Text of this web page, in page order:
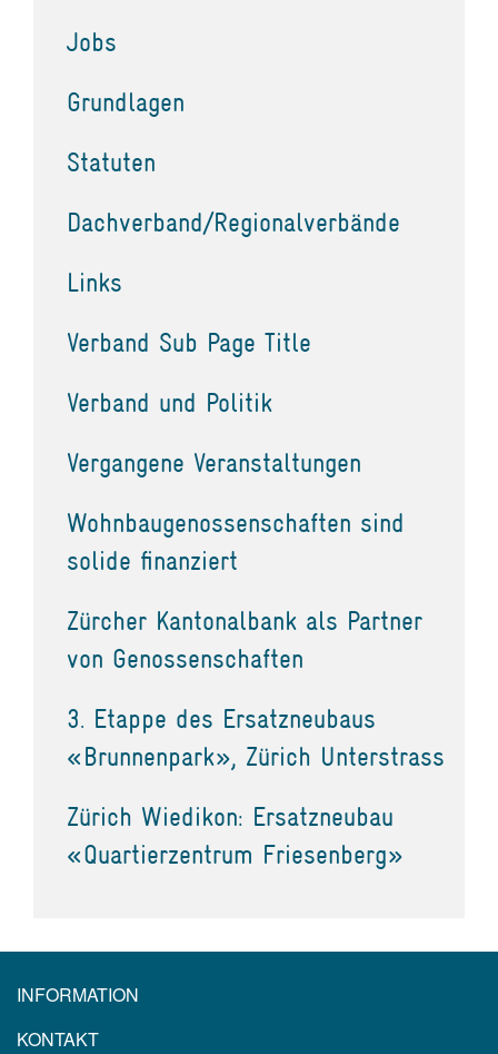
Jobs
Grundlagen
Statuten
Dachverband/Regionalverbände
Links
Verband Sub Page Title
Verband und Politik
Vergangene Veranstaltungen
Wohnbaugenossenschaften sind
solide finanziert
Zürcher Kantonalbank als Partner
von Genossenschaften
3. Etappe des Ersatzneubaus
«Brunnenpark», Zürich Unterstrass
Zürich Wiedikon: Ersatzneubau
«Quartierzentrum Friesenberg»
INFORMATION
KONTAKT